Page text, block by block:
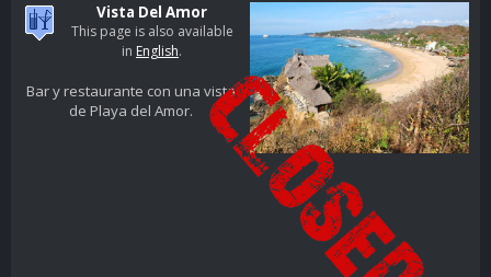
Vista Del Amor
This page is also available
in English.
Bar y restaurante con una vista
de Playa del Amor.